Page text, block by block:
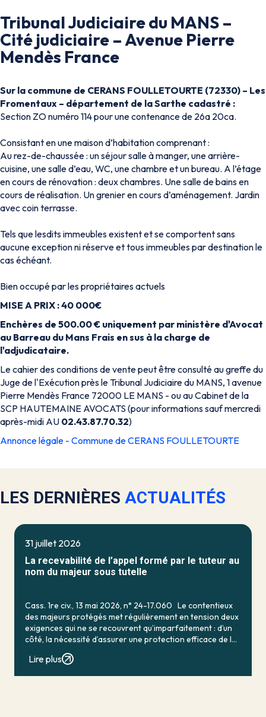
Tribunal Judiciaire du MANS –
Cité judiciaire – Avenue Pierre
Mendès France
Sur la commune de CERANS FOULLETOURTE (72330) – Les
Fromentaux – département de la Sarthe cadastré :
Section ZO numéro 114 pour une contenance de 26a 20ca.
Consistant en une maison d’habitation comprenant :
Au rez-de-chaussée : un séjour salle à manger, une arrière-
cuisine, une salle d’eau, WC, une chambre et un bureau. A l’étage
en cours de rénovation : deux chambres. Une salle de bains en
cours de réalisation. Un grenier en cours d’aménagement. Jardin
avec coin terrasse.
Tels que lesdits immeubles existent et se comportent sans
aucune exception ni réserve et tous immeubles par destination le
cas échéant.
Bien occupé par les propriétaires actuels
MISE A PRIX : 40 000€
Enchères de 500.00 € uniquement par ministère d'Avocat
au Barreau du Mans Frais en sus à la charge de
l'adjudicataire.
Le cahier des conditions de vente peut être consulté au greffe du
Juge de l'Exécution près le Tribunal Judiciaire du MANS, 1 avenue
Pierre Mendès France 72000 LE MANS - ou au Cabinet de la
SCP HAUTEMAINE AVOCATS (pour informations sauf mercredi
après-midi AU 02.43.87.70.32)
Annonce légale - Commune de CERANS FOULLETOURTE
LES DERNIÈRES ACTUALITÉS
31 juillet 2026
La recevabilité de l’appel formé par le tuteur au
nom du majeur sous tutelle
Cass. 1re civ., 13 mai 2026, n° 24-17.060 Le contentieux
des majeurs protégés met régulièrement en tension deux
exigences qui ne se recouvrent qu’imparfaitement : d’un
côté, la nécessité d’assurer une protection efficace de la
Lire plus